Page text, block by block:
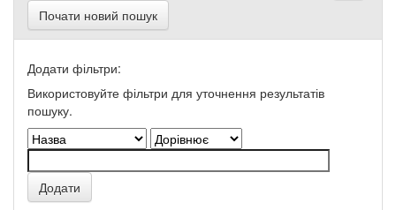
Почати новий пошук
Додати фільтри:
Використовуйте фільтри для уточнення результатів
пошуку.